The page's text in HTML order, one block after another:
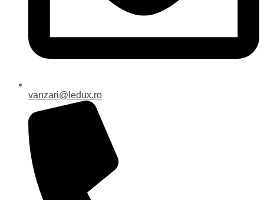
vanzari@ledux.ro